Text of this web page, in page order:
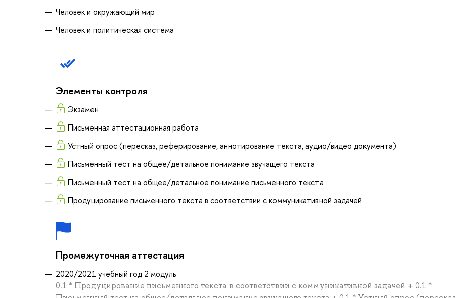
Человек и окружающий мир
Человек и политическая система
Элементы контроля
Экзамен
Письменная аттестационная работа
Устный опрос (пересказ, реферирование, аннотирование текста, аудио/видео документа)
Письменный тест на общее/детальное понимание звучащего текста
Письменный тест на общее/детальное понимание письменного текста
Продуцирование письменного текста в соответствии с коммуникативной задачей
Промежуточная аттестация
2020/2021 учебный год 2 модуль
0.1 * Продуцирование письменного текста в соответствии с коммуникативной задачей + 0.1 *